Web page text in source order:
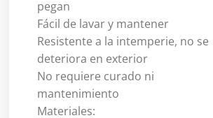
pegan
Fácil de lavar y mantener
Resistente a la intemperie, no se
deteriora en exterior
No requiere curado ni
mantenimiento
Materiales: